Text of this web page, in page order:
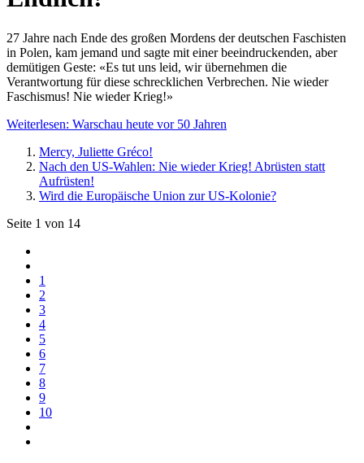
27 Jahre nach Ende des großen Mordens der deutschen Faschisten
in Polen, kam jemand und sagte mit einer beeindruckenden, aber
demütigen Geste: «Es tut uns leid, wir übernehmen die
Verantwortung für diese schrecklichen Verbrechen. Nie wieder
Faschismus! Nie wieder Krieg!»
Weiterlesen: Warschau heute vor 50 Jahren
Mercy, Juliette Gréco!
Nach den US-Wahlen: Nie wieder Krieg! Abrüsten statt
Aufrüsten!
Wird die Europäische Union zur US-Kolonie?
Seite 1 von 14
1
2
3
4
5
6
7
8
9
10